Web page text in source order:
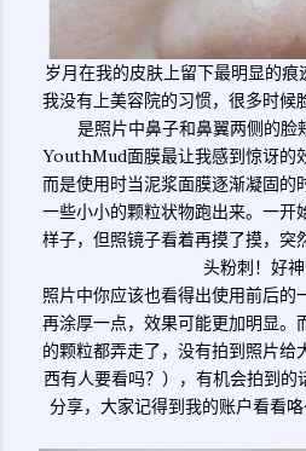
岁月在我的皮肤上留下最明显的
我没有上美容院的习惯，很多时候
是照片中鼻子和鼻翼两侧的
YouthMud面膜最让我感到惊讶的
而是使用时当泥浆面膜逐渐凝固的
一些小小的颗粒状物跑出来。一开
样子，但照镜子看着再摸了摸，突
头粉刺！好神
照片中你应该也看得出使用前后的
再涂厚一点，效果可能更加明显。
的颗粒都弄走了，没有拍到照片给
西有人要看吗？），有机会拍到的
分享，大家记得到我的账户看看